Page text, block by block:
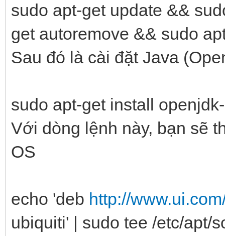
sudo apt-get update &&
get autoremove && sudo
Sau đó là cài đặt Java
sudo apt-get install
Với dòng lệnh này, bạn sẽ
OS
echo 'deb http://
ubiquiti' | sudo tee /etc/apt/